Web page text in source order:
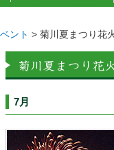
ント > 菊川夏まつり花
7月